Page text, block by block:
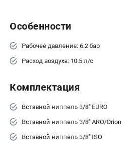
Пылесосы
АККУМУЛЯТОРНЫЙ ИНСТРУМЕНТ
Аккумуляторные перфораторы
Наборы инструмента
Аккумуляторные лобзики
Особенности
Рабочее давление: 6.2 бар
Расход воздуха: 10.5 л/с
Комплектация
Вставной ниппель 3/8" EURO
Вставной ниппель 3/8" ARO/Orion
Вставной ниппель 3/8" ISO